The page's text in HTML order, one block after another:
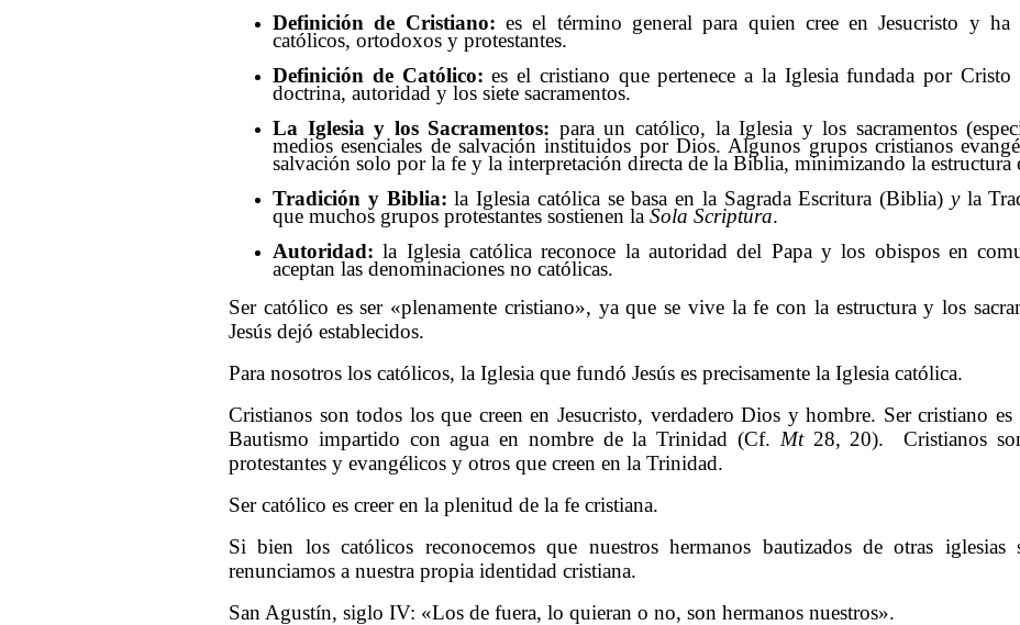
Definición de Cristiano: es el término general para quien cree en Jesucristo y ha
católicos, ortodoxos y protestantes.
Definición de Católico: es el cristiano que pertenece a la Iglesia fundada por Cristo
doctrina, autoridad y los siete sacramentos.
La Iglesia y los Sacramentos: para un católico, la Iglesia y los sacramentos
medios esenciales de salvación instituidos por Dios. Algunos grupos cristianos
salvación solo por la fe y la interpretación directa de la Biblia, minimizando la estructura
Tradición y Biblia: la Iglesia católica se basa en la Sagrada Escritura (Biblia) yla
que muchos grupos protestantes sostienen la Sola Scriptura.
Autoridad: la Iglesia católica reconoce la autoridad del Papa y los obispos en
aceptan las denominaciones no católicas.
Ser católico es ser «plenamente cristiano», ya que se vive la fe con la estructura y los
Jesús dejó establecidos.
Para nosotros los católicos, la Iglesia que fundó Jesús es precisamente la Iglesia católica.
Cristianos son todos los que creen en Jesucristo, verdadero Dios y hombre. Ser cristiano
Bautismo impartido con agua en nombre de la Trinidad (Cf. Mt 28, 20). Cristianos
protestantes y evangélicos y otros que creen en la Trinidad.
Ser católico es creer en la plenitud de la fe cristiana.
Si bien los católicos reconocemos que nuestros hermanos bautizados de otras
renunciamos a nuestra propia identidad cristiana.
San Agustín, siglo IV: «Los de fuera, lo quieran o no, son hermanos nuestros».